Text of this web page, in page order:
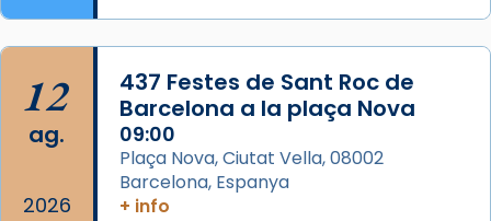
View on Facebook · Share
Arquebisbat de Barcelona
2 weeks ago
Memòria de les santes Juliana i
Semproniana, verges i màrtirs.
Acompanyant la història de sant Cugat, a
12
ag.
2026
437 Festes de Sant Roc de
Barcelona a la plaça Nova
09:00
Plaça Nova, Ciutat Vella, 08002
Barcelona, Espanya
+ info